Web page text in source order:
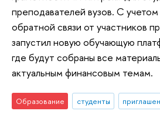
преподавателей вузов. С
обратной связи от участников
запустил новую обучающую
где будут собраны все
актуальным финансовым темам.
Образование студенты